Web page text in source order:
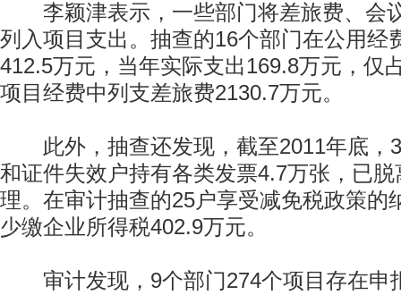
李颖津表示，一些部门将差旅费、会
列入项目支出。抽查的16个部门在公用经
412.5万元，当年实际支出169.8万元，仅
项目经费中列支差旅费2130.7万元。
此外，抽查还发现，截至2011年底，
和证件失效户持有各类发票4.7万张，已
理。在审计抽查的25户享受减免税政策的
少缴企业所得税402.9万元。
审计发现，9个部门274个项目存在申